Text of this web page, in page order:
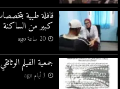
قافلة طبية
كبير من الساكنة
20 ساعة ago
جمعية الفيلم
3 أيام ago